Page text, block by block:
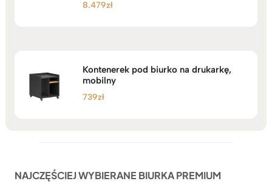
Oceniono
8.479zł
Kontenerek pod biurko na drukarkę,
mobilny
739zł
NAJCZĘŚCIEJ WYBIERANE BIURKA PREMIUM